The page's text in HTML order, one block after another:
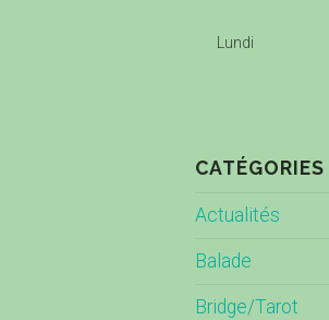
Lundi
CATÉGORIES
Actualités
Balade
Bridge/Tarot